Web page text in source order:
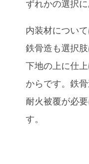
ずれかの選択に
内装材につい
鉄骨造も選択
下地の上に仕
からです。鉄
耐火被覆が必
す。